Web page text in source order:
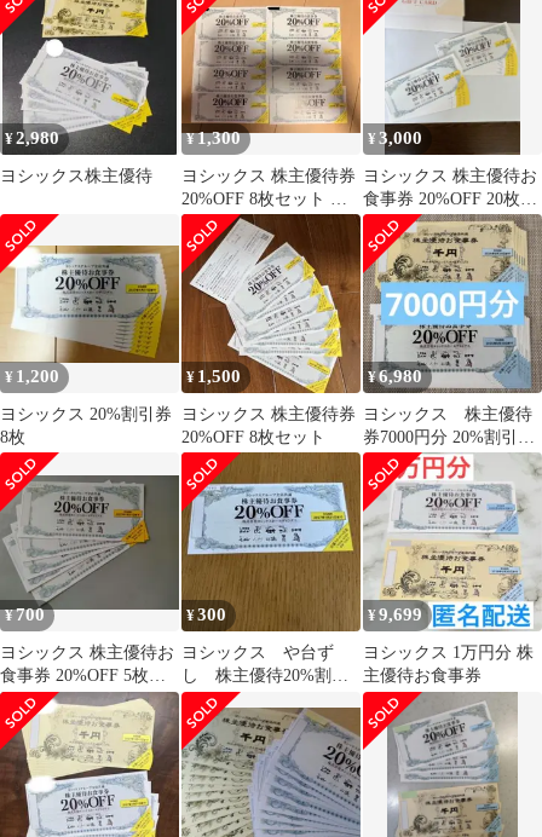
¥2,980
ヨシックス株主優待
¥1,300
ヨシックス 株主優待券
20%OFF 8枚セット 有
効期限2027年1月31日
¥3,000
ヨシックス 株主優待お
食事券 20%OFF 20枚セ
ット
¥ 1,200
ヨシックス 20%割引券
8枚
¥ 1,500
ヨシックス 株主優待券
20%OFF 8枚セット
¥6,980
ヨシックス 株主優待
券7000円分 20%割引券
9枚
¥700
ヨシックス 株主優待お
食事券 20%OFF 5枚セ
ット
¥300
ヨシックス や台ず
し 株主優待20%割引
券 1枚
¥9,699
ヨシックス 1万円分 株
主優待お食事券